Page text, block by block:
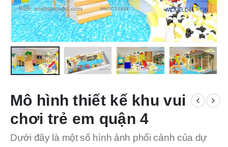
Mô hình thiết kế khu vui
chơi trẻ em quận 4
Dưới đây là một số hình ảnh phối cảnh của dự